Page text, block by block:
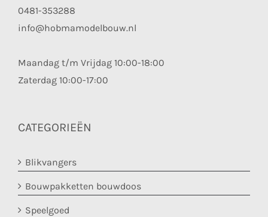
0481-353288
info@hobmamodelbouw.nl
Maandag t/m Vrijdag 10:00-18:00
Zaterdag 10:00-17:00
CATEGORIEËN
Blikvangers
Bouwpakketten bouwdoos
Speelgoed